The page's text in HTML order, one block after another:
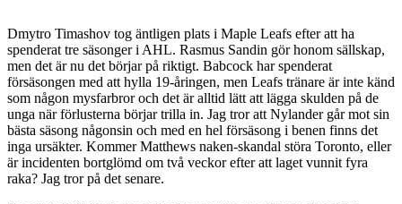
Dmytro Timashov tog äntligen plats i Maple Leafs efter att ha
spenderat tre säsonger i AHL. Rasmus Sandin gör honom sällskap,
men det är nu det börjar på riktigt. Babcock har spenderat
försäsongen med att hylla 19-åringen, men Leafs tränare är inte känd
som någon mysfarbror och det är alltid lätt att lägga skulden på de
unga när förlusterna börjar trilla in. Jag tror att Nylander går mot sin
bästa säsong någonsin och med en hel försäsong i benen finns det
inga ursäkter. Kommer Matthews naken-skandal störa Toronto, eller
är incidenten bortglömd om två veckor efter att laget vunnit fyra
raka? Jag tror på det senare.